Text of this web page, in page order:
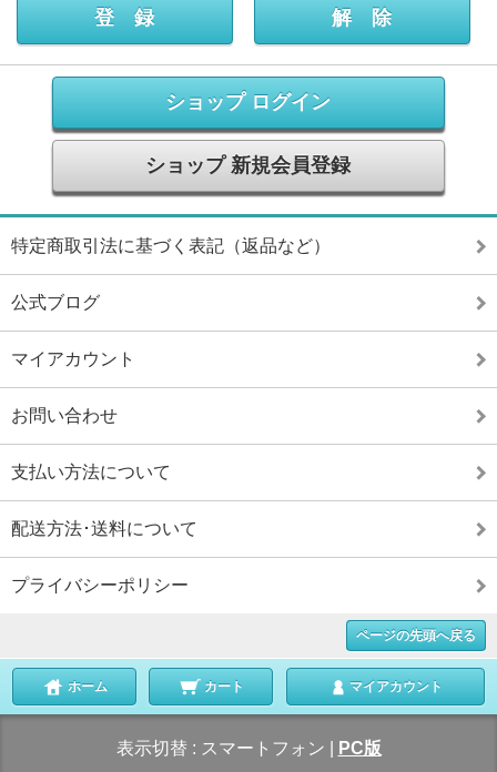
ショップ ログイン
ショップ 新規会員登録
特定商取引法に基づく表記（返品など）
公式ブログ
マイアカウント
お問い合わせ
支払い方法について
配送方法･送料について
プライバシーポリシー
ページの先頭へ戻る
ホーム カート マイアカウント
表示切替 : スマートフォン PC版